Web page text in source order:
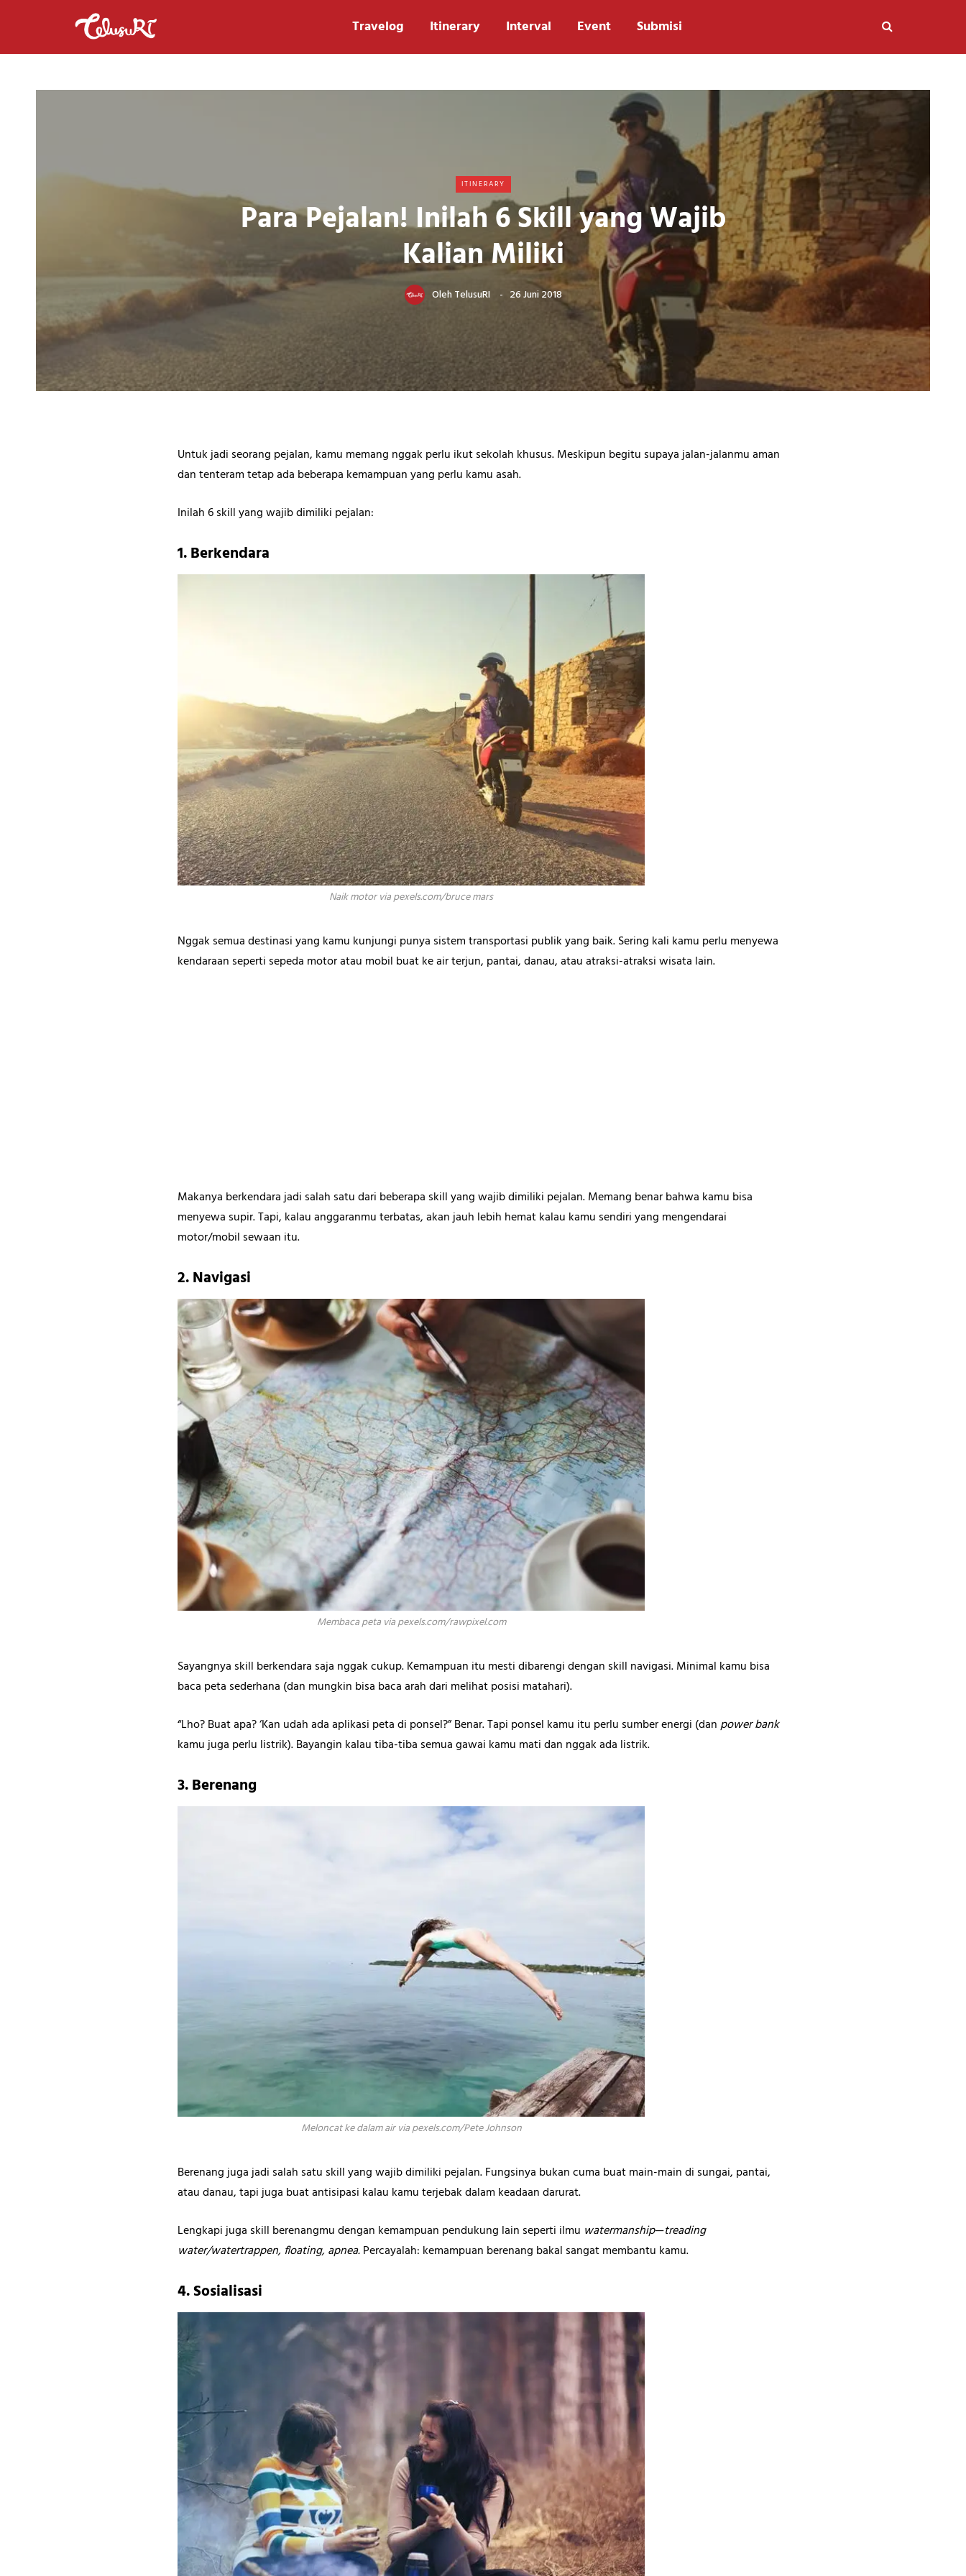
Travelog Itinerary Interval Event Submisi
ITINERARY
Para Pejalan! Inilah 6 Skill yang Wajib
Kalian Miliki
Oleh TelusuRI 26 Juni 2018
Untuk jadi seorang pejalan, kamu memang nggak perlu ikut sekolah khusus. Meskipun begitu supaya jalan-jalanmu aman
dan tenteram tetap ada beberapa kemampuan yang perlu kamu asah.
Inilah 6 skill yang wajib dimiliki pejalan:
1. Berkendara
Naik motor via pexels.com/bruce mars
Nggak semua destinasi yang kamu kunjungi punya sistem transportasi publik yang baik. Sering kali kamu perlu menyewa
kendaraan seperti sepeda motor atau mobil buat ke air terjun, pantai, danau, atau atraksi-atraksi wisata lain.
Makanya berkendara jadi salah satu dari beberapa skill yang wajib dimiliki pejalan. Memang benar bahwa kamu bisa
menyewa supir. Tapi, kalau anggaranmu terbatas, akan jauh lebih hemat kalau kamu sendiri yang mengendarai
motor/mobil sewaan itu.
2. Navigasi
Membaca peta via pexels.com/rawpixel.com
Sayangnya skill berkendara saja nggak cukup. Kemampuan itu mesti dibarengi dengan skill navigasi. Minimal kamu bisa
baca peta sederhana (dan mungkin bisa baca arah dari melihat posisi matahari).
“Lho? Buat apa? ‘Kan udah ada aplikasi peta di ponsel?” Benar. Tapi ponsel kamu itu perlu sumber energi (danpower bank
kamu juga perlu listrik). Bayangin kalau tiba-tiba semua gawai kamu mati dan nggak ada listrik.
3. Berenang
Meloncat ke dalam air via pexels.com/Pete Johnson
Berenang juga jadi salah satu skill yang wajib dimiliki pejalan. Fungsinya bukan cuma buat main-main di sungai, pantai,
atau danau, tapi juga buat antisipasi kalau kamu terjebak dalam keadaan darurat.
Lengkapi juga skill berenangmu dengan kemampuan pendukung lain seperti ilmu watermanship—treading
water/watertrappen, floating, apnea.Percayalah: kemampuan berenang bakal sangat membantu kamu.
4. Sosialisasi